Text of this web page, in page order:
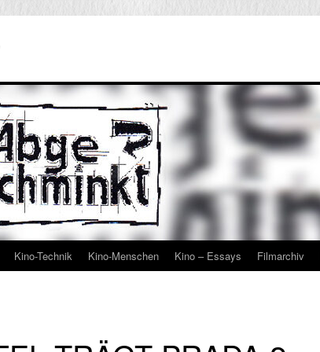
Kino-Technik Kino-Menschen Kino – Essays Filmarchiv